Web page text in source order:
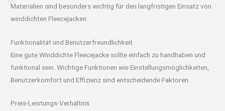
Materialien sind besonders wichtig für den langfristigen Einsatz von
winddichten Fleecejacken.
Funktionalität und Benutzerfreundlichkeit
Eine gute Winddichte Fleecejacke sollte einfach zu handhaben und
funktional sein. Wichtige Funktionen wie Einstellungsmöglichkeiten,
Benutzerkomfort und Effizienz sind entscheidende Faktoren.
Preis-Leistungs-Verhältnis